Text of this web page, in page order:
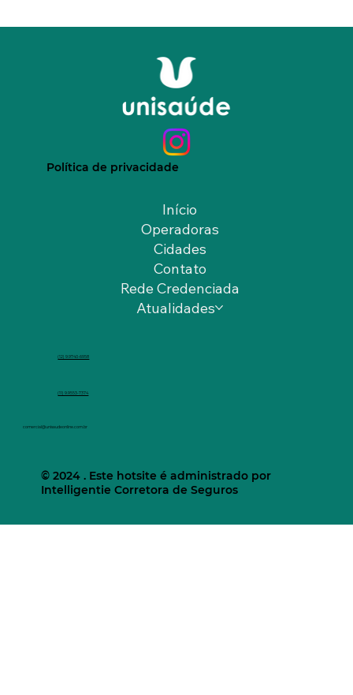
Política de privacidade
Início
Operadoras
Cidades
Contato
Rede Credenciada
Atualidades
(12) 9.9740-6958
(11) 9.9553-7374
comercial@unisaudeonline.com.br
© 2024 . Este hotsite é administrado por
Intelligentie Corretora de Seguros